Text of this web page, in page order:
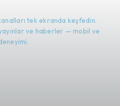
tek ekranda keşfedin.
ve haberler — mobil ve